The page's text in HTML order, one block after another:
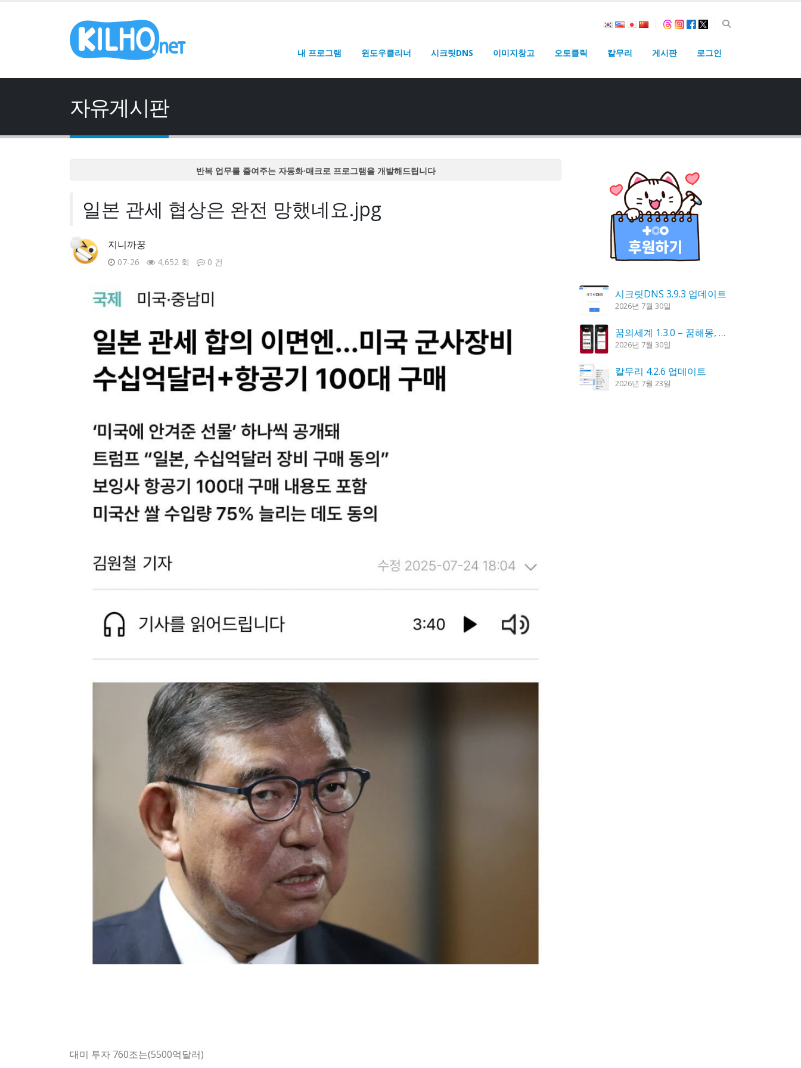
내 프로그램 윈도우클리너 시크릿DNS 이미지창고 오토클릭 칼무리 게시판 로그인
자유게시판
반복 업무를 줄여주는 자동화·매크로 프로그램을 개발해드립니다
반복 업무를 줄여주는 자동화·매크로 프로그램을 개발해드립니다
반복 업무를 줄여주는 자동화·매크로 프로그램을 개발해드립니다
일본 관세 협상은 완전 망했네요.jpg
지니까꿍
07-26 4,652 회 0 건
대미 투자 760조는(5500억달러)
시크릿DNS 3.9.3 업데이트
2026년 7월 30일
꿈의세계 1.3.0 – 꿈해몽, 꿈풀이
2026년 7월 30일
칼무리 4.2.6 업데이트
2026년 7월 23일